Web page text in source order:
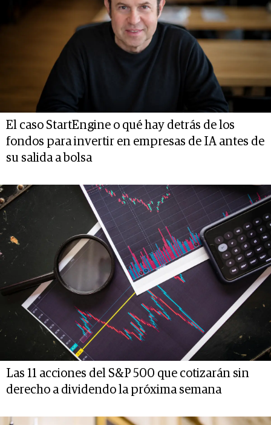
El caso StartEngine o qué hay detrás de los
fondos para invertir en empresas de IA antes de
su salida a bolsa
Las 11 acciones del S&P 500 que cotizarán sin
derecho a dividendo la próxima semana